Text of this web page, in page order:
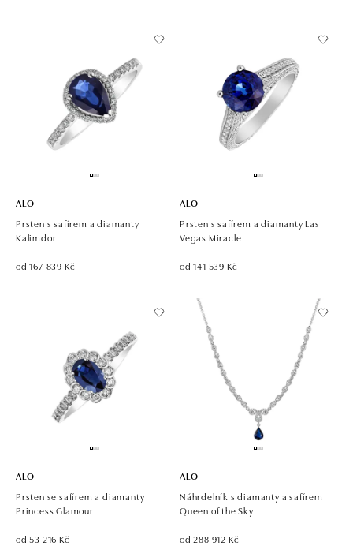
ALO
Prsten s safírem a diamanty
Kalimdor
od 167 839 Kč
ALO
Prsten s safírem a diamanty Las
Vegas Miracle
od 141 539 Kč
ALO
Prsten se safírem a diamanty
Princess Glamour
od 53 216 Kč
ALO
Náhrdelník s diamanty a safírem
Queen of the Sky
od 288 912 Kč